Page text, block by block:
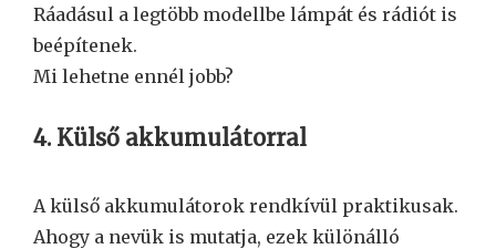
Ráadásul a legtöbb modellbe lámpát és rádiót is
beépítenek.
Mi lehetne ennél jobb?
4. Külső akkumulátorral
A külső akkumulátorok rendkívül praktikusak.
Ahogy a nevük is mutatja, ezek különálló